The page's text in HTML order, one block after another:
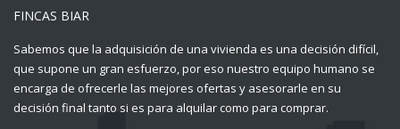
FINCAS BIAR
Sabemos que la adquisición de una vivienda es una decisión difícil,
que supone un gran esfuerzo, por eso nuestro equipo humano se
encarga de ofrecerle las mejores ofertas y asesorarle en su
decisión final tanto si es para alquilar como para comprar.